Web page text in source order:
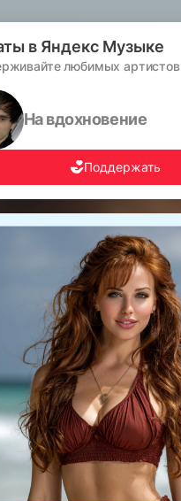
в Яндекс Музыке
любимых артистов
На вдохновение
Поддержать